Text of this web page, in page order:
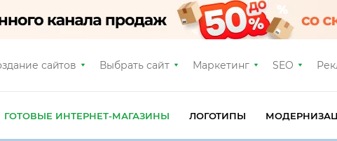
сайтов Выбрать сайт Маркетинг SEO
ГОТОВЫЕ ИНТЕРНЕТ-МАГАЗИНЫ ЛОГОТИПЫ